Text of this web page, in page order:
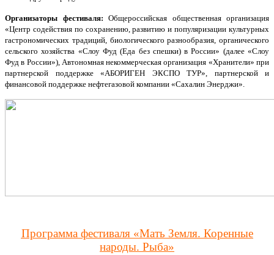
Организаторы фестиваля: Общероссийская общественная организация
«Центр содействия по сохранению, развитию и популяризации культурных
гастрономических традиций, биологического разнообразия, органического
сельского хозяйства «Слоу Фуд (Еда без спешки) в России» (далее «Слоу
Фуд в России»), Автономная некоммерческая организация «Хранители» при
партнерской поддержке «АБОРИГЕН ЭКСПО ТУР», партнерской и
финансовой поддержке нефтегазовой компании «Сахалин Энерджи».
Программа фестиваля «Мать Земля. Коренные
народы. Рыба»